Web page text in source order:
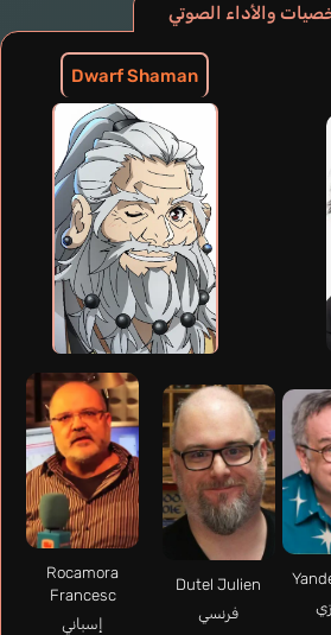
والأداء الصوتي
Dwarf Shaman
Dutel Julien
فرنسي
Rocamora
Francesc
إسباني